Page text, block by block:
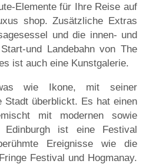
Elemente für Ihre Reise auf
shop. Zusätzliche Extras
und die innen- und
und Landebahn von The
ist auch eine Kunstgalerie.
wie Ikone, mit seiner
Stadt überblickt. Es hat einen
mit modernen sowie
Edinburgh ist eine Festival
Ereignisse wie die
Festival und Hogmanay.